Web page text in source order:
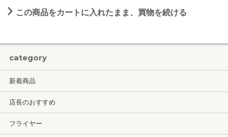
この商品をカートに入れたまま、買物を続ける
category
新着商品
店長のおすすめ
フライヤー